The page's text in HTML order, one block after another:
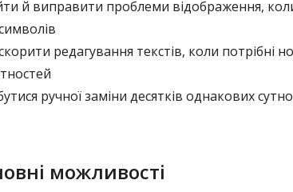
й виправити проблеми відображення,
редагування текстів, коли потрібні
ручної заміни десятків однакових
можливості